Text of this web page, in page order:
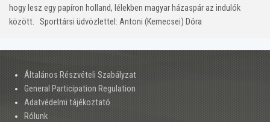
hogy lesz egy papíron holland, lélekben magyar házaspár az indulók
között. Sporttársi üdvözlettel: Antoni (Kemecsei) Dóra
Általános Részvételi Szabályzat
General Participation Regulation
Adatvédelmi tájékoztató
Rólunk